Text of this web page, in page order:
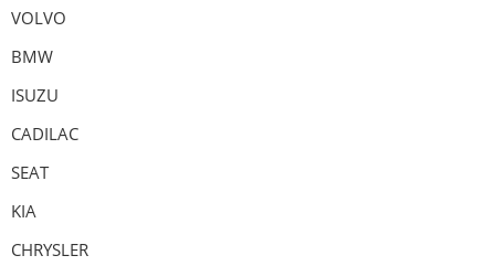
VOLVO
BMW
ISUZU
CADILAC
SEAT
KIA
CHRYSLER